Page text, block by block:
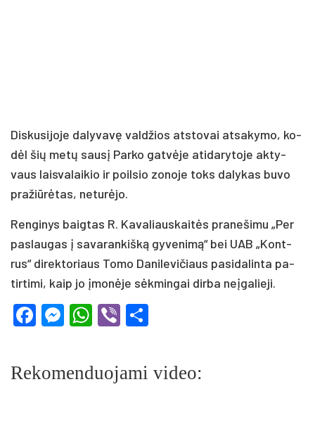
Dis­ku­si­jo­je da­ly­va­vę val­džios at­sto­vai at­sa­ky­mo, ko­
dėl šių me­tų sau­sį Par­ko gat­vė­je ati­da­ry­to­je ak­ty­
vaus lais­va­lai­kio ir poil­sio zo­no­je toks da­ly­kas bu­vo
pra­žiū­rė­tas, ne­tu­rė­jo.
Ren­gi­nys baig­tas R. Ka­va­liaus­kai­tės pra­ne­ši­mu „Per
pa­slau­gas į sa­va­ran­kiš­ką gy­ve­ni­mą“ bei UAB „Kont­
rus“ di­rek­to­riaus To­mo Da­ni­le­vi­čiaus pa­si­da­lin­ta pa­
tir­ti­mi, kaip jo įmo­nė­je sėk­min­gai dir­ba neį­ga­lie­ji.
Facebook
Messenger
WhatsApp
Viber
Rekomenduojami video: